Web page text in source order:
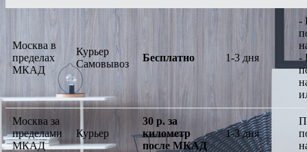
Москва в
пределах
МКАД
Курьер
Самовывоз
Бесплатно 1-3 дня
-
-
Москва за
пределами
МКАД
Курьер
30 р. за
километр
после МКАД
1-3 дня